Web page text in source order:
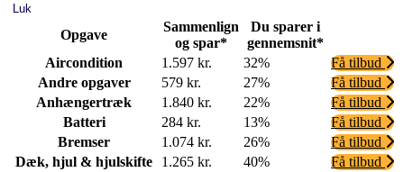
Luk
Opgave
Sammenlign
og spar*
Du sparer i
gennemsnit*
Aircondition
1.597 kr. 32%
Få tilbud
Andre opgaver
579 kr. 27%
Få tilbud
Anhængertræk
1.840 kr. 22%
Få tilbud
Batteri
284 kr. 13%
Få tilbud
Bremser
1.074 kr. 26%
Få tilbud
Dæk, hjul & hjulskifte
1.265 kr. 40%
Få tilbud